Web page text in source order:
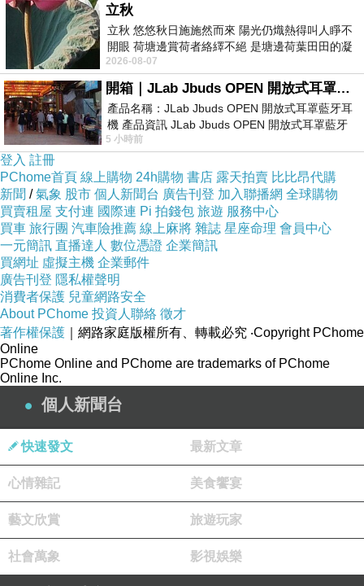
經過火葬場過了一條橋就看到是帕素帕帝那廟，但
因為觀光客不能入內，所以也只能隔著河看，很神
奇的是廟門口還有排隊等著要燒的屍體就用草蓆蓋
著放在河邊….
接著去全世界最大的佛塔—博達佛塔，因為太大
了，從很遠的地方就看的到，靠近看真的覺得很像
大洋蔥頭耶!超可愛的，加上好多旗子拉成的線，讓
佛塔這種莊嚴的地方，添加了一絲的人性化，佛塔
四周圍著一圈可以轉動的祈禱輪，類似西藏那種，
很多人都沿著邊緣走，邊走邊轉，口中念念有詞，
祈禱來世的輪迴轉運。
立秋
立秋 悠悠秋日施施然而來 陽光仍熾熱得叫人睜不
開眼 荷塘邊賞荷者絡繹不絕 是塘邊荷葉田田的凝
望 風中飄逸的是映日荷花別樣紅
2026-08-07
開箱｜JLab Jbuds OPEN 開放式耳罩藍牙耳機 - 設計美學，輕巧、透氣、環境音全物理達成！
產品名稱：JLab Jbuds OPEN 開放式耳罩藍牙耳
機 產品資訊 JLab Jbuds OPEN 開放式耳罩藍牙
耳機評語：非常有特色，值得喜愛美型工
5 小時前
登入 註冊
PChome首頁 線上購物 24h購物 書店 露天拍賣 比比昂代購
新聞 /氣象 股市 個人新聞台 廣告刊登 加入聯播網 全球購物
買賣租屋 支付連 國際連 Pi 拍錢包 旅遊 服務中心
買車 旅行團 汽車險推薦 線上麻將 雜誌 星座命理 會員中心
一元簡訊 直播達人 數位憑證 企業簡訊
買網址 虛擬主機 企業郵件
廣告刊登 隱私權聲明
消費者保護 兒童網路安全
About PChome 投資人聯絡 徵才
著作權保護 ｜網路家庭版權所有、轉載必究 ‧Copyright PChome
Online
PChome Online and PChome are trademarks of PChome
Online Inc.
個人新聞台
快速發文 最新文章
心情雜記 美食饗宴
藝文欣賞 旅遊玩家
社會萬象 影視娛樂